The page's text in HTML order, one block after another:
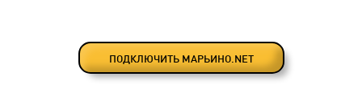
ПОДКЛЮЧИТЬ МАРЬИНО.NET